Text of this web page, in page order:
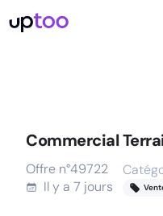
Commercial
Offre n°49722
Il y a 7 jours